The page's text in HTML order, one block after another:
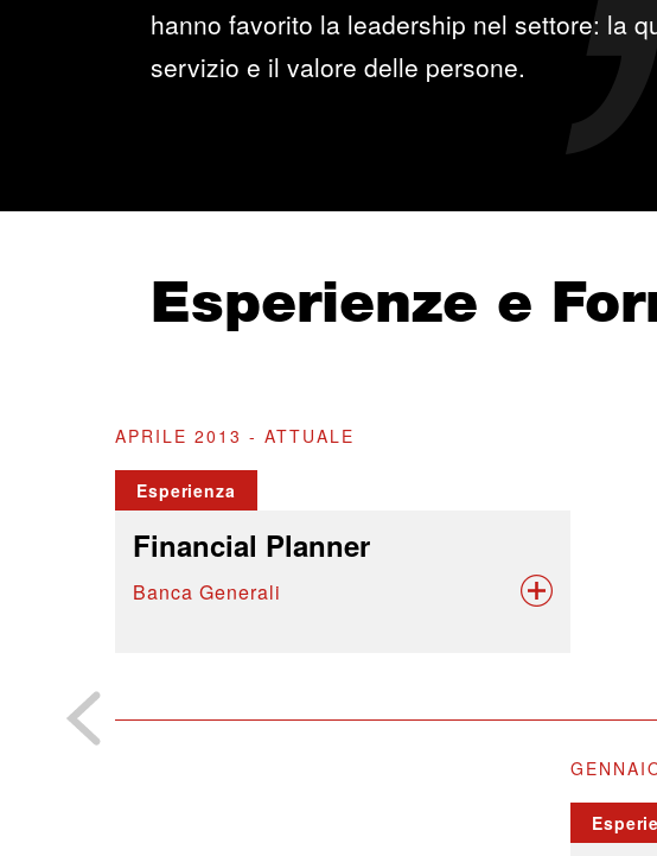
hanno favorito la leadership nel settore: la
servizio e il valore delle persone.
Esperienze e
APRILE 2013 - ATTUALE
Esperienza
Financial Planner
Banca Generali